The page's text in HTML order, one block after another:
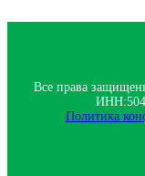
Все права
Политика